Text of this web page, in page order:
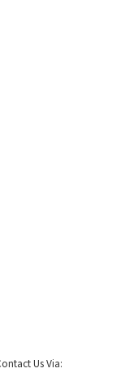
Us Via: